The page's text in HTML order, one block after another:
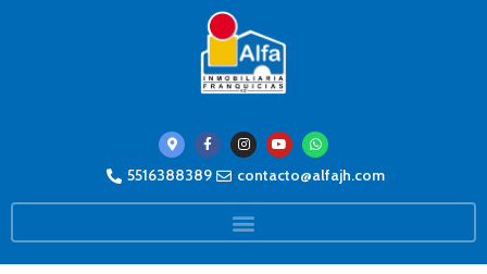
5516388389 contacto@alfajh.com